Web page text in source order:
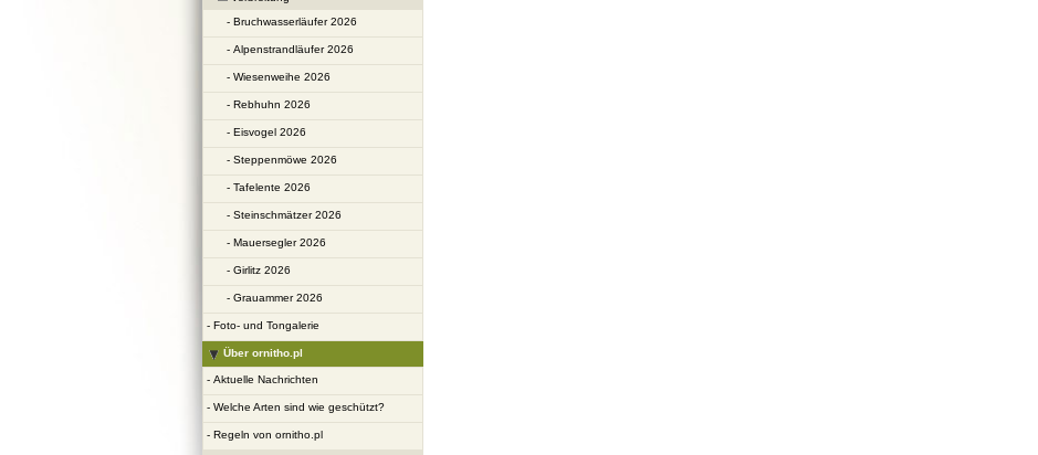
- Bruchwasserläufer 2026
- Alpenstrandläufer 2026
- Wiesenweihe 2026
- Rebhuhn 2026
- Eisvogel 2026
- Steppenmöwe 2026
- Tafelente 2026
- Steinschmätzer 2026
- Mauersegler 2026
- Girlitz 2026
- Grauammer 2026
- Foto- und Tongalerie
Über ornitho.pl
- Aktuelle Nachrichten
- Welche Arten sind wie geschützt?
- Regeln von ornitho.pl